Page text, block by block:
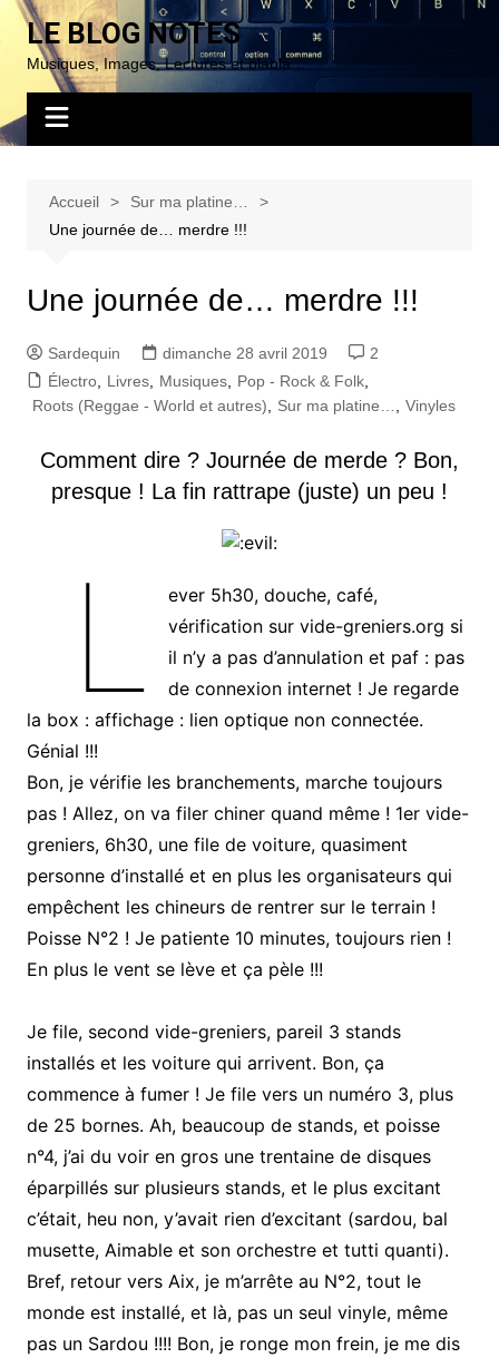
Aller
contenu
LE BLOG NOTES
Musiques, Images, Lectures et blabla…
Accueil
Sur ma platine…
Une journée de… merdre !!!
Une journée de… merdre !!!
Sardequin dimanche 28 avril 2019
2
Électro, Livres, Musiques, Pop - Rock & Folk,
Roots (Reggae - World et autres)
Sur ma platine… Vinyles
Comment dire ? Journée de merde ? Bon,
presque ! La fin rattrape (juste) un peu !
L
ever 5h30, douche, café,
vérification sur vide-greniers.org si
il n’y a pas d’annulation et paf : pas
de connexion internet ! Je regarde
la box : affichage : lien optique non connectée.
Génial !!!
Bon, je vérifie les branchements, marche toujours
pas ! Allez, on va filer chiner quand même ! 1er vide-
greniers, 6h30, une file de voiture, quasiment
personne d’installé et en plus les organisateurs qui
empêchent les chineurs de rentrer sur le terrain !
Poisse N°2 ! Je patiente 10 minutes, toujours rien !
En plus le vent se lève et ça pèle !!!
Je file, second vide-greniers, pareil 3 stands
installés et les voiture qui arrivent. Bon, ça
commence à fumer ! Je file vers un numéro 3, plus
de 25 bornes. Ah, beaucoup de stands, et poisse
n°4, j’ai du voir en gros une trentaine de disques
éparpillés sur plusieurs stands, et le plus excitant
c’était, heu non, y’avait rien d’excitant (sardou, bal
musette, Aimable et son orchestre et tutti quanti).
Bref, retour vers Aix, je m’arrête au N°2, tout le
monde est installé, et là, pas un seul vinyle, même
pas un Sardou !!!! Bon, je ronge mon frein, je me dis